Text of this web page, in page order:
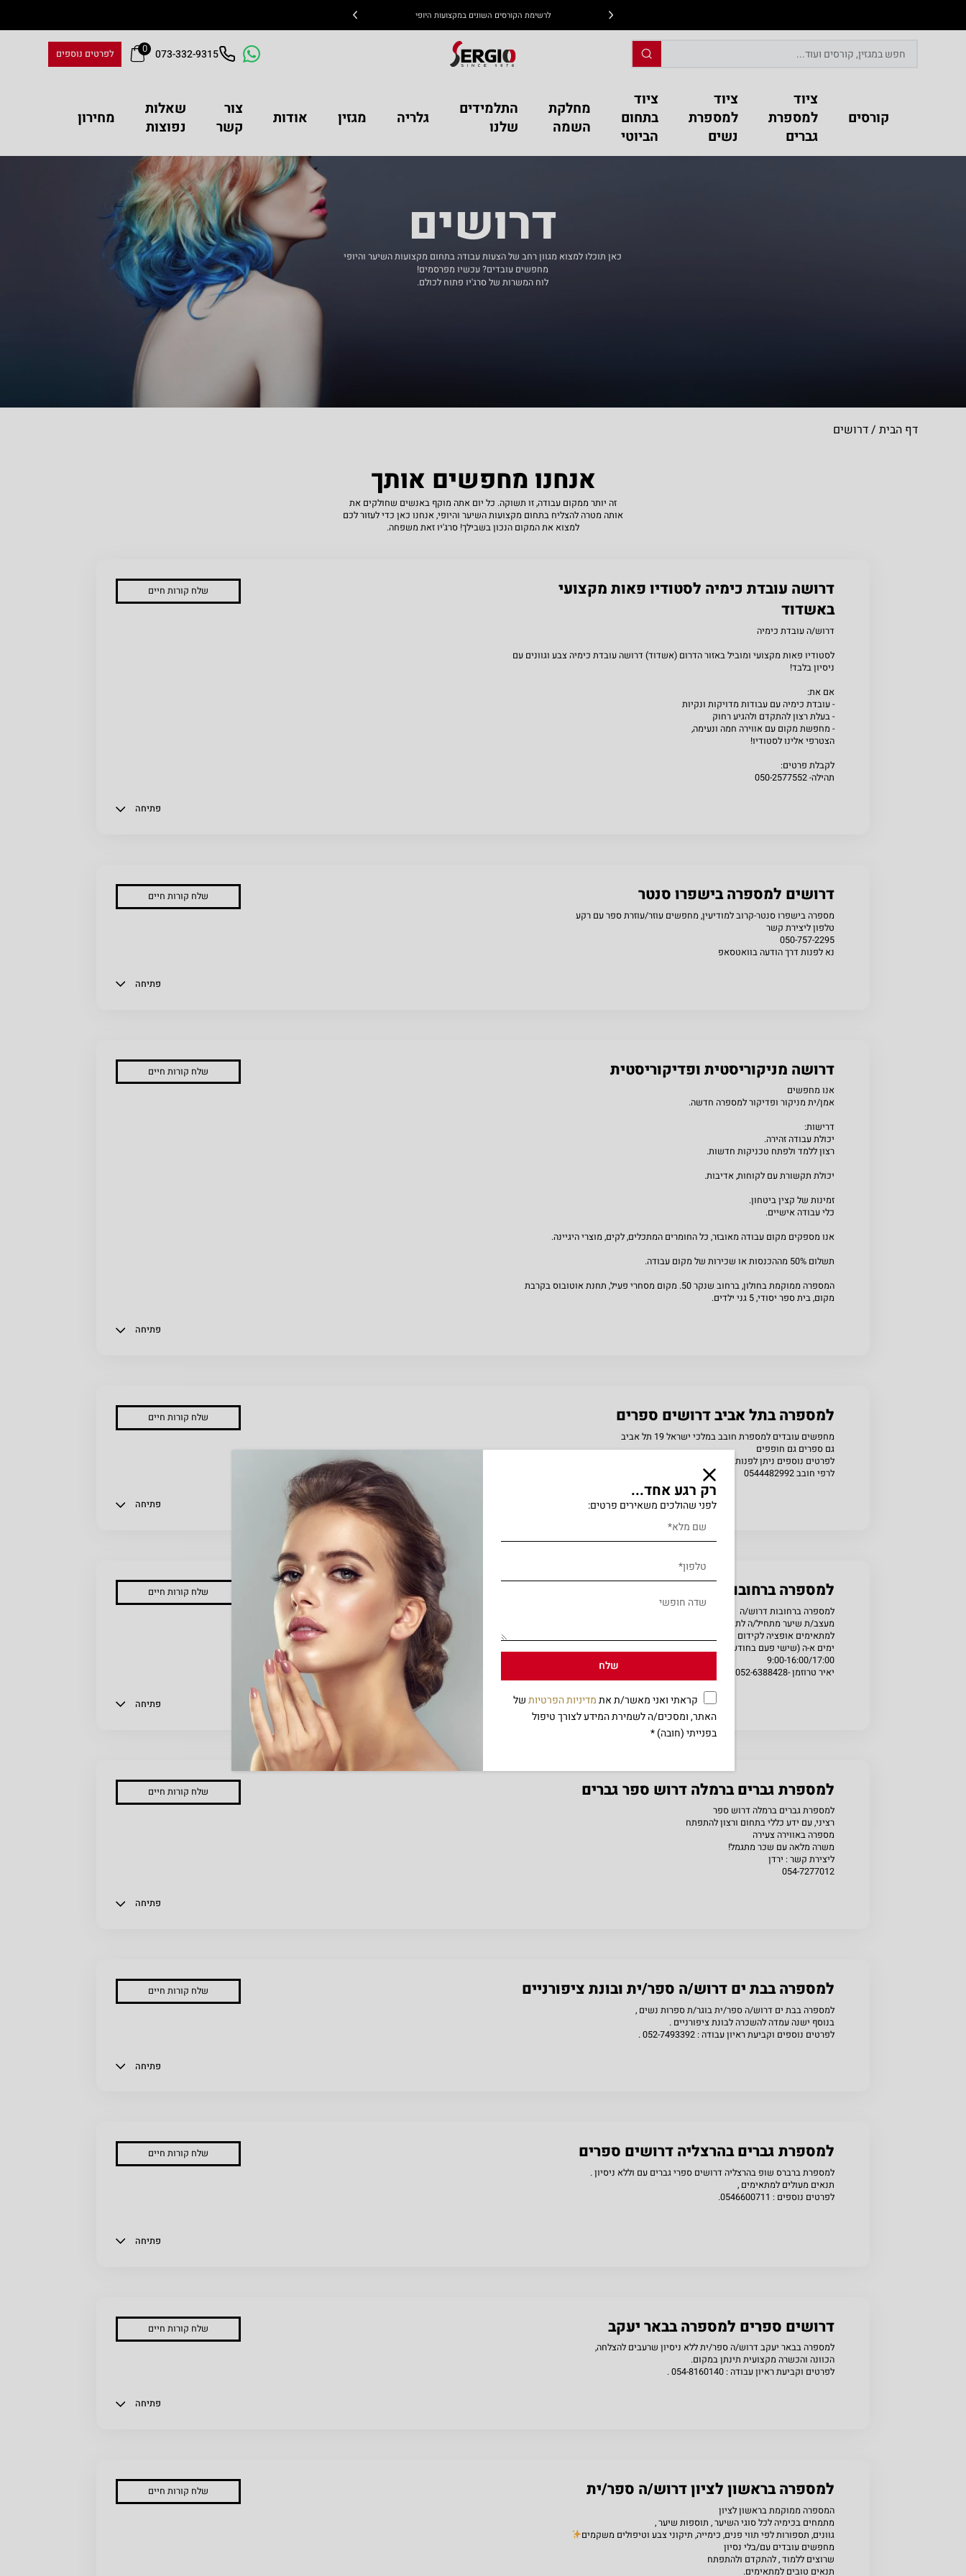
לרשימת הקורסים השונים במקצועות היופי
073-332-9315
0 לפרטים נוספים
קורסים
ציוד
למספרת
גברים
ציוד
למספרת
נשים
ציוד
בתחום
הביוטי
מחלקת
השמה
התלמידים
שלנו
גלריה מגזין אודות
צור
קשר
שאלות
נפוצות
מחירון
דרושים
כאן תוכלו למצוא מגוון רחב של הצעות עבודה בתחום מקצועות השיער והיופי
מחפשים עובדים? עכשיו מפרסמים!
לוח המשרות של סרג'יו פתוח לכולם.
דף הבית /דרושים
אנחנו מחפשים אותך
זה יותר ממקום עבודה, זו תשוקה. כל יום אתה מוקף באנשים שחולקים את
אותה מטרה להצליח בתחום מקצועות השיער והיופי, אנחנו כאן כדי לעזור לכם
למצוא את המקום הנכון בשבילך! סרג'יו זאת משפחה.
דרושה עובדת כימיה לסטודיו פאות מקצועי
באשדוד
דרוש/ה עובדת כימיה
לסטודיו פאות מקצועי ומוביל באזור הדרום (אשדוד) דרושה עובדת כימיה צבע וגוונים עם
ניסיון בלבד!
אם את:
- עובדת כימיה עם עבודות מדויקות ונקיות
- בעלת רצון להתקדם ולהגיע רחוק
- מחפשת מקום עם אווירה חמה ונעימה,
הצטרפי אלינו לסטודיו!
לקבלת פרטים:
תהילה- 050-2577552
שלח קורות חיים
פתיחה
דרושים למספרה בישפרו סנטר
מספרה בישפרו סנטר-קרוב למודיעין, מחפשים עוזר/עוזרת ספר עם רקע
טלפון ליצירת קשר
050-757-2295
נא לפנות דרך הודעה בוואטסאפ
שלח קורות חיים
פתיחה
דרושה מניקוריסטית ופדיקוריסטית
אנו מחפשים
אמן/ית מניקור ופדיקור למספרה חדשה.
דרישות:
יכולת עבודה זהירה.
רצון ללמד ולפתח טכניקות חדשות.
יכולת תקשורת עם לקוחות, אדיבות.
זמינות של קצין ביטחון.
כלי עבודה אישיים.
אנו מספקים מקום עבודה מאובזר, כל החומרים המתכלים, לקים, מוצרי היגיינה.
תשלום 50% מההכנסות או שכירות של מקום עבודה.
המספרה ממוקמת בחולון, ברחוב שנקר 50. מקום מסחרי פעיל, תחנת אוטובוס בקרבת
מקום, בית ספר יסודי, 5 גני ילדים.
שלח קורות חיים
פתיחה
למספרה בתל אביב דרושים ספרים
מחפשים עובדים למספרת חובב במלכי ישראל 19 תל אביב
גם ספרים גם חופפים
לפרטים נוספים ניתן לפנות
לרפי חובב 0544482992
שלח קורות חיים
פתיחה
למספרה ברחובות דרוש/ה ספר/ית
למספרה ברחובות דרוש/ה
מעצב/ת שיער מתחיל/ה לתפקיד עוזר/ת.
למתאימים אופציה לקידום והכשרה בהשתלמויות בארץ ובחו״ל.
ימים א-ה (שישי פעם בחודש)
9:00-16:00/17:00
יאיר טרוזמן -052-6388428
שלח קורות חיים
פתיחה
למספרת גברים ברמלה דרוש ספר גברים
למספרת גברים ברמלה דרוש ספר
רציני, עם ידע כללי בתחום ורצון להתפתח
מספרה באווירה צעירה
משרה מלאה עם שכר מתגמל!
ליצירת קשר : ירדן
054-7277012
שלח קורות חיים
פתיחה
למספרה בבת ים דרוש/ה ספר/ית ובונת ציפורניים
למספרה בבת ים דרוש/ה ספר/ית בוגר/ת ספרות נשים ,
בנוסף ישנה עמדה להשכרה לבונת ציפורניים .
לפרטים נוספים וקביעת ראיון עבודה : 052-7493392 .
שלח קורות חיים
פתיחה
למספרת גברים בהרצליה דרושים ספרים
למספרת ברברס שופ בהרצליה דרושים ספרי גברים עם וללא ניסיון .
תנאים מעולים למתאימים ,
לפרטים נוספים : 0546600711.
שלח קורות חיים
פתיחה
דרושים ספרים למספרה בבאר יעקב
למספרה בבאר יעקב דרוש/ה ספר/ית ללא ניסיון שרעבים להצלחה,
הכוונה והכשרה מקצועית תינתן במקום.
לפרטים וקביעת ראיון עבודה : 054-8160140 .
שלח קורות חיים
פתיחה
למספרה בראשון לציון דרוש/ה ספר/ית
המספרה ממוקמת בראשון לציון
מתמחים בכימיה לכל סוגי השיער , תוספות שיער ,
גוונים, תספורות לפי תווי פנים, כימייה, תיקוני צבע וטיפולים משקמים
מחפשים עובדים עם/בלי נסיון
שרוצים ללמוד , להתקדם ולהתפתח
תנאים טובים למתאימים.
שלח קורות חיים
רק רגע אחד...
לפני שהולכים משאירים פרטים:
שלח
קראתי ואני מאשר/ת אתמדיניות הפרטיותשל
האתר, ומסכים/ה לשמירת המידע לצורך טיפול
בפנייתי (חובה) *